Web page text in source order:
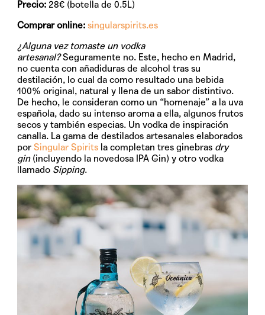
Precio: 28€ (botella de 0.5L)
Comprar online:singularspirits.es
¿Alguna vez tomaste un vodka
artesanal?Seguramente no. Este, hecho en Madrid,
no cuenta con añadiduras de alcohol tras su
destilación, lo cual da como resultado una bebida
100% original, natural y llena de un sabor distintivo.
De hecho, le consideran como un “homenaje” a la uva
española, dado su intenso aroma a ella, algunos frutos
secos y también especias. Un vodka de inspiración
canalla. La gama de destilados artesanales elaborados
porSingular Spirits la completan tres ginebras dry
gin(incluyendo la novedosa IPA Gin) y otro vodka
llamado Sipping.